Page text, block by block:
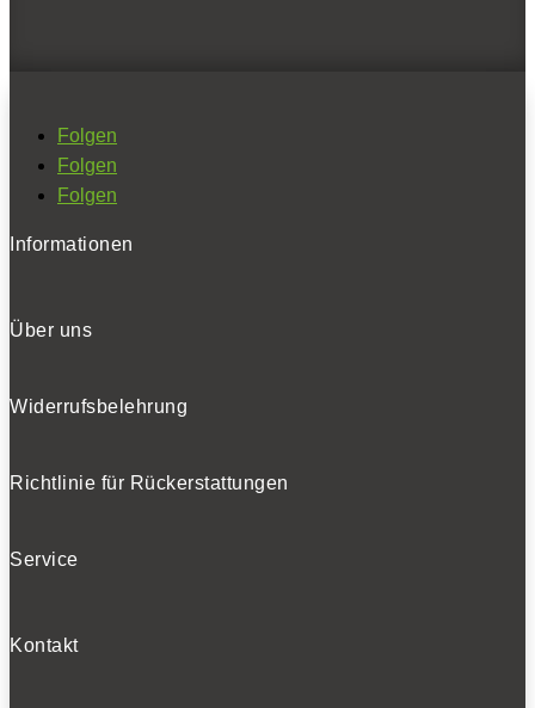
Folgen
Folgen
Folgen
Informationen
Über uns
Widerrufsbelehrung
Richtlinie für Rückerstattungen
Service
Kontakt